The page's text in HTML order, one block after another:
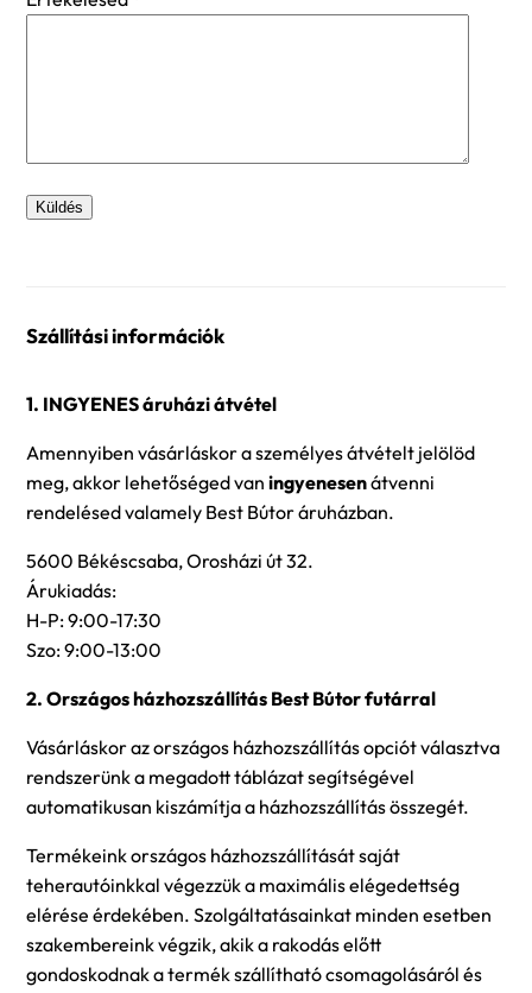
Szállítási információk
1. INGYENES áruházi átvétel
Amennyiben vásárláskor a személyes átvételt jelölöd
meg, akkor lehetőséged van ingyenesenátvenni
rendelésed valamely Best Bútor áruházban.
5600 Békéscsaba, Orosházi út 32.
Árukiadás:
H-P: 9:00-17:30
Szo: 9:00-13:00
2. Országos házhozszállítás Best Bútor futárral
Vásárláskor az országos házhozszállítás opciót választva
rendszerünk a megadott táblázat segítségével
automatikusan kiszámítja a házhozszállítás összegét.
Termékeink országos házhozszállítását saját
teherautóinkkal végezzük a maximális elégedettség
elérése érdekében. Szolgáltatásainkat minden esetben
szakembereink végzik, akik a rakodás előtt
gondoskodnak a termék szállítható csomagolásáról és